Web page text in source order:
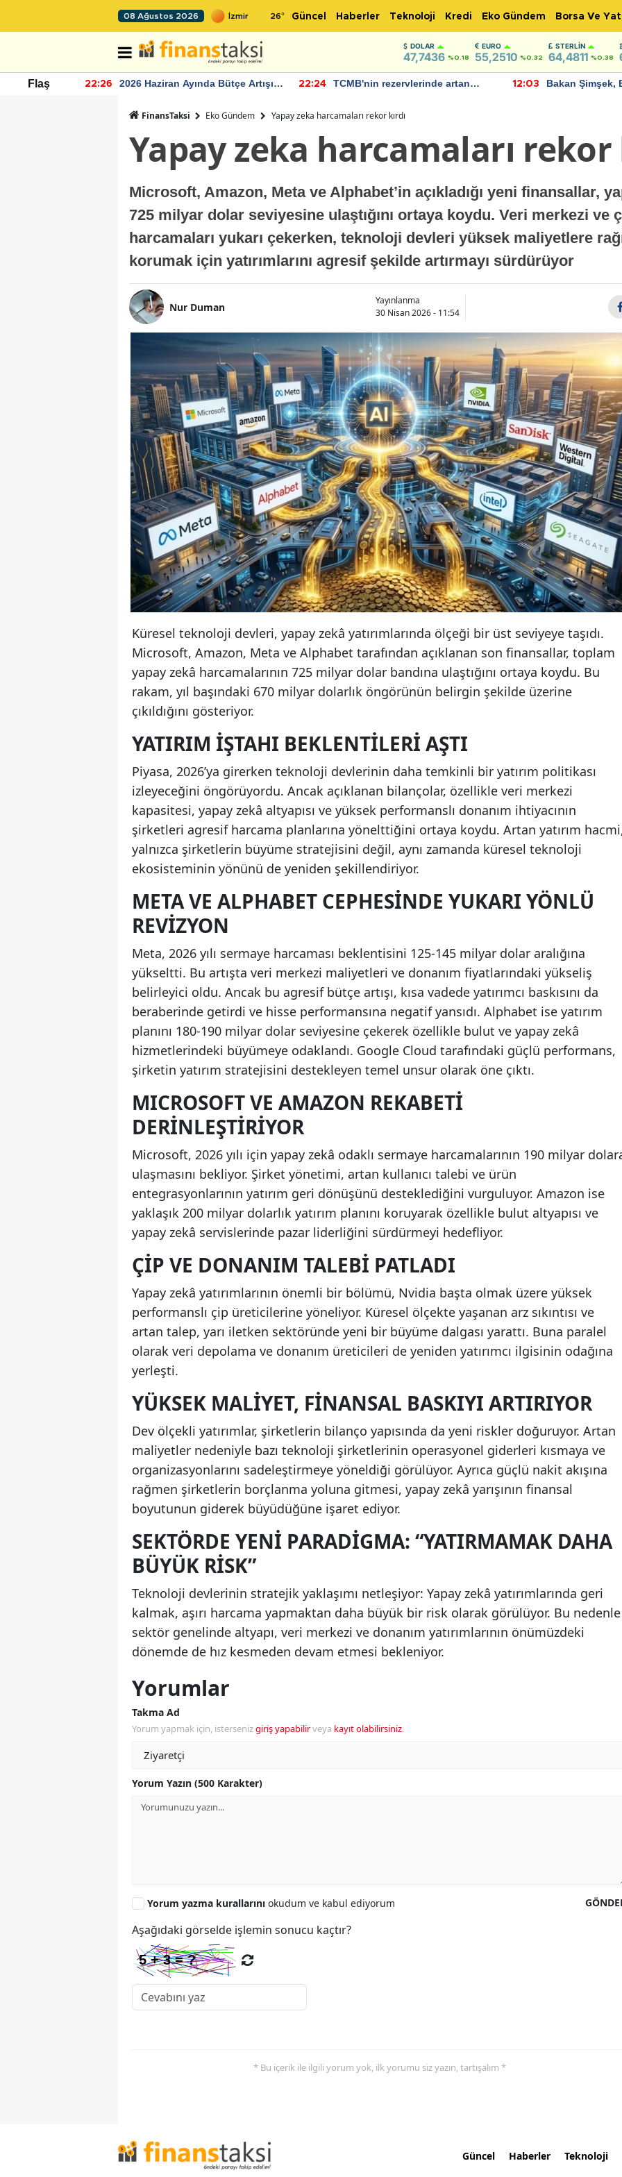
08 Ağustos 2026 26° Güncel Haberler Teknoloji Kredi Eko Gündem Borsa Ve
DOLAR
47,7436 %0.18
EURO
55,2510 %0.32
STERLIN
64,4811 %0.38
Flaş 22:26
2026 Haziran Ayında Bütçe Artışı
22:24
TCMB'nin rezervlerinde artan
12:03
Bakan Şimşek,
FinansTaksi Eko Gündem Yapay zeka harcamaları rekor kırdı
Yapay zeka harcamaları rekor
Microsoft, Amazon, Meta ve Alphabet’in açıkladığı yeni finansallar,
725 milyar dolar seviyesine ulaştığını ortaya koydu. Veri merkezi ve
harcamaları yukarı çekerken, teknoloji devleri yüksek maliyetlere
korumak için yatırımlarını agresif şekilde artırmayı sürdürüyor
Nur Duman
Yayınlanma
30 Nisan 2026 - 11:54
Küresel teknoloji devleri, yapay zekâ yatırımlarında ölçeği bir üst seviyeye taşıdı.
Microsoft, Amazon, Meta ve Alphabet tarafından açıklanan son finansallar, toplam
yapay zekâ harcamalarının 725 milyar dolar bandına ulaştığını ortaya koydu. Bu
rakam, yıl başındaki 670 milyar dolarlık öngörünün belirgin şekilde üzerine
çıkıldığını gösteriyor.
YATIRIM IŞTAHI BEKLENTILERI AŞTI
Piyasa, 2026’ya girerken teknoloji devlerinin daha temkinli bir yatırım politikası
izleyeceğini öngörüyordu. Ancak açıklanan bilançolar, özellikle veri merkezi
kapasitesi, yapay zekâ altyapısı ve yüksek performanslı donanım ihtiyacının
şirketleri agresif harcama planlarına yönelttiğini ortaya koydu. Artan yatırım
yalnızca şirketlerin büyüme stratejisini değil, aynı zamanda küresel teknoloji
ekosisteminin yönünü de yeniden şekillendiriyor.
META VE ALPHABET CEPHESINDE YUKARI YÖNLÜ
REVIZYON
Meta, 2026 yılı sermaye harcaması beklentisini 125-145 milyar dolar aralığına
yükseltti. Bu artışta veri merkezi maliyetleri ve donanım fiyatlarındaki yükseliş
belirleyici oldu. Ancak bu agresif bütçe artışı, kısa vadede yatırımcı baskısını da
beraberinde getirdi ve hisse performansına negatif yansıdı. Alphabet ise yatırım
planını 180-190 milyar dolar seviyesine çekerek özellikle bulut ve yapay zekâ
hizmetlerindeki büyümeye odaklandı. Google Cloud tarafındaki güçlü performans,
şirketin yatırım stratejisini destekleyen temel unsur olarak öne çıktı.
MICROSOFT VE AMAZON REKABETI
DERINLEŞTIRIYOR
Microsoft, 2026 yılı için yapay zekâ odaklı sermaye harcamalarının 190 milyar
ulaşmasını bekliyor. Şirket yönetimi, artan kullanıcı talebi ve ürün
entegrasyonlarının yatırım geri dönüşünü desteklediğini vurguluyor. Amazon ise
yaklaşık 200 milyar dolarlık yatırım planını koruyarak özellikle bulut altyapısı ve
yapay zekâ servislerinde pazar liderliğini sürdürmeyi hedefliyor.
ÇIP VE DONANIM TALEBI PATLADI
Yapay zekâ yatırımlarının önemli bir bölümü, Nvidia başta olmak üzere yüksek
performanslı çip üreticilerine yöneliyor. Küresel ölçekte yaşanan arz sıkıntısı ve
artan talep, yarı iletken sektöründe yeni bir büyüme dalgası yarattı. Buna paralel
olarak veri depolama ve donanım üreticileri de yeniden yatırımcı ilgisinin odağına
yerleşti.
YÜKSEK MALIYET, FINANSAL BASKIYI ARTIRIYOR
Dev ölçekli yatırımlar, şirketlerin bilanço yapısında da yeni riskler doğuruyor. Artan
maliyetler nedeniyle bazı teknoloji şirketlerinin operasyonel giderleri kısmaya ve
organizasyonlarını sadeleştirmeye yöneldiği görülüyor. Ayrıca güçlü nakit akışına
rağmen şirketlerin borçlanma yoluna gitmesi, yapay zekâ yarışının finansal
boyutunun giderek büyüdüğüne işaret ediyor.
SEKTÖRDE YENI PARADIGMA: “YATIRMAMAK DAHA
BÜYÜK RISK”
Teknoloji devlerinin stratejik yaklaşımı netleşiyor: Yapay zekâ yatırımlarında geri
kalmak, aşırı harcama yapmaktan daha büyük bir risk olarak görülüyor. Bu nedenle
sektör genelinde altyapı, veri merkezi ve donanım yatırımlarının önümüzdeki
dönemde de hız kesmeden devam etmesi bekleniyor.
Yorumlar
Takma Ad
Yorum yapmak için, istersenizgiriş yapabilirveya kayıt olabilirsiniz.
Yorum Yazın (500 Karakter)
Yorum yazma kurallarını okudum ve kabul ediyorum
Aşağıdaki görselde işlemin sonucu kaçtır?
* Bu içerik ile ilgili yorum yok, ilk yorumu siz yazın, tartışalım *
Güncel Haberler Teknoloji